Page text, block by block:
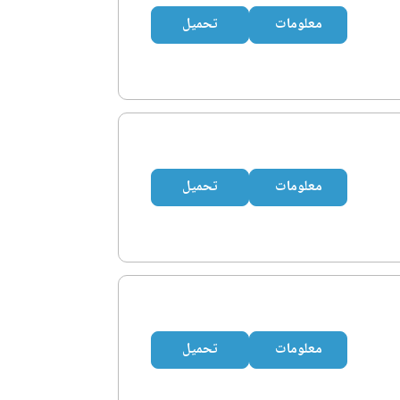
معلومات تحميل
معلومات تحميل
معلومات تحميل